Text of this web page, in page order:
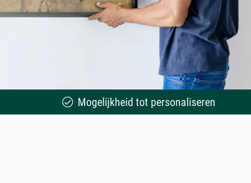
Mogelijkheid tot personaliseren